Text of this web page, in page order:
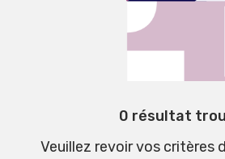
0 résultat
Veuillez revoir vos critères